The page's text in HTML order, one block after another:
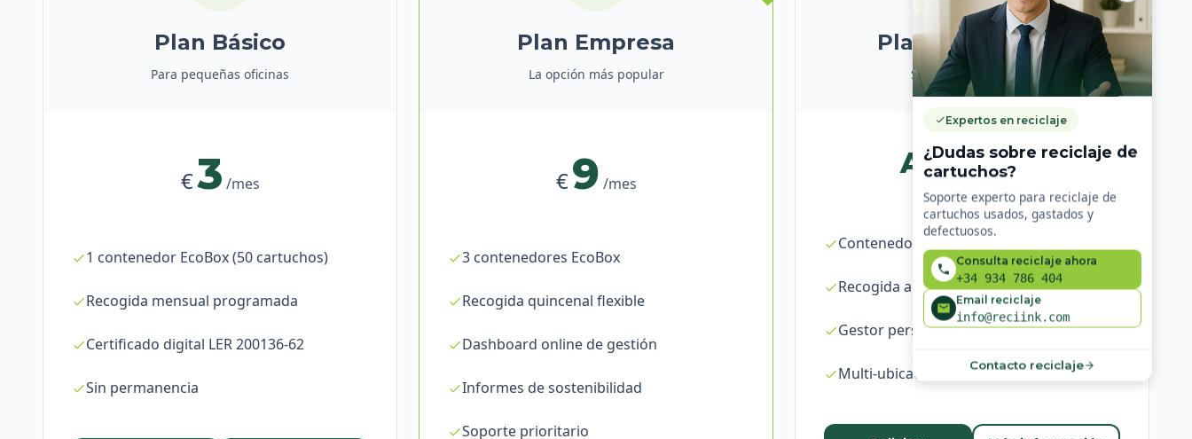
Plan Básico
Para pequeñas oficinas
€3 /mes
1 contenedor EcoBox (50 cartuchos)
Recogida mensual programada
Certificado digital LER 200136-62
Sin permanencia
Plan Empresa
La opción más popular
€9 /mes
3 contenedores EcoBox
Recogida quincenal flexible
Dashboard online de gestión
Informes de sostenibilidad
Soporte prioritario
Plan Corporativo
Soluciones a medida
A medida
Contenedores ilimitados
Recogida a demanda en 24-48h
Gestor personal dedicado
Multi-ubicación
Expertos en reciclaje
¿Dudas sobre reciclaje de
cartuchos?
Soporte experto para reciclaje de
cartuchos usados, gastados y
defectuosos.
Consulta reciclaje ahora
+34 934 786 404
Email reciclaje
info@reciink.com
Contacto reciclaje